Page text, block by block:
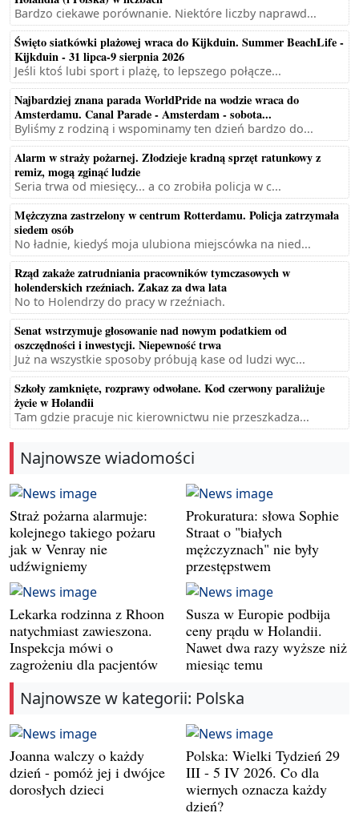
Bardzo ciekawe porównanie. Niektóre liczby naprawd...
Święto siatkówki plażowej wraca do Kijkduin. Summer BeachLife -
Kijkduin - 31 lipca-9 sierpnia 2026
Jeśli ktoś lubi sport i plażę, to lepszego połącze...
Najbardziej znana parada WorldPride na wodzie wraca do
Amsterdamu. Canal Parade - Amsterdam - sobota...
Byliśmy z rodziną i wspominamy ten dzień bardzo do...
Alarm w straży pożarnej. Złodzieje kradną sprzęt ratunkowy z
remiz, mogą zginąć ludzie
Seria trwa od miesięcy... a co zrobiła policja w c...
Mężczyzna zastrzelony w centrum Rotterdamu. Policja zatrzymała
siedem osób
No ładnie, kiedyś moja ulubiona miejscówka na nied...
Rząd zakaże zatrudniania pracowników tymczasowych w
holenderskich rzeźniach. Zakaz za dwa lata
No to Holendrzy do pracy w rzeźniach.
Senat wstrzymuje głosowanie nad nowym podatkiem od
oszczędności i inwestycji. Niepewność trwa
Już na wszystkie sposoby próbują kase od ludzi wyc...
Szkoły zamknięte, rozprawy odwołane. Kod czerwony paraliżuje
życie w Holandii
Tam gdzie pracuje nic kierownictwu nie przeszkadza...
Najnowsze wiadomości
Straż pożarna alarmuje:
kolejnego takiego pożaru
jak w Venray nie
udźwigniemy
Prokuratura: słowa Sophie
Straat o "białych
mężczyznach" nie były
przestępstwem
Lekarka rodzinna z Rhoon
natychmiast zawieszona.
Inspekcja mówi o
zagrożeniu dla pacjentów
Susza w Europie podbija
ceny prądu w Holandii.
Nawet dwa razy wyższe niż
miesiąc temu
Najnowsze w kategorii: Polska
Joanna walczy o każdy
dzień - pomóż jej i dwójce
dorosłych dzieci
Polska: Wielki Tydzień 29
III - 5 IV 2026. Co dla
wiernych oznacza każdy
dzień?